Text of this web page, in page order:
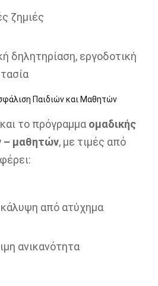
ζημιές
δηλητηρίαση, εργοδοτική
Παιδιών και Μαθητών
το πρόγραμμα ομαδικής
– μαθητών, με τιμές από
από ατύχημα
ανικανότητα